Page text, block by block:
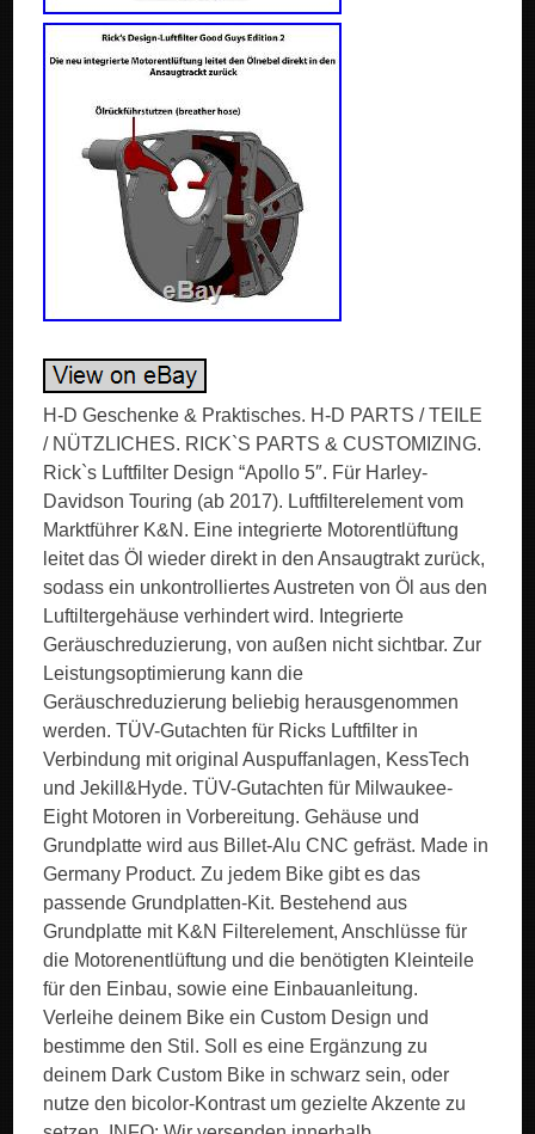
H-D Geschenke & Praktisches. H-D PARTS / TEILE
/ NÜTZLICHES. RICK`S PARTS & CUSTOMIZING.
Rick`s Luftfilter Design “Apollo 5″. Für Harley-
Davidson Touring (ab 2017). Luftfilterelement vom
Marktführer K&N. Eine integrierte Motorentlüftung
leitet das Öl wieder direkt in den Ansaugtrakt zurück,
sodass ein unkontrolliertes Austreten von Öl aus den
Luftiltergehäuse verhindert wird. Integrierte
Geräuschreduzierung, von außen nicht sichtbar. Zur
Leistungsoptimierung kann die
Geräuschreduzierung beliebig herausgenommen
werden. TÜV-Gutachten für Ricks Luftfilter in
Verbindung mit original Auspuffanlagen, KessTech
und Jekill&Hyde. TÜV-Gutachten für Milwaukee-
Eight Motoren in Vorbereitung. Gehäuse und
Grundplatte wird aus Billet-Alu CNC gefräst. Made in
Germany Product. Zu jedem Bike gibt es das
passende Grundplatten-Kit. Bestehend aus
Grundplatte mit K&N Filterelement, Anschlüsse für
die Motorenentlüftung und die benötigten Kleinteile
für den Einbau, sowie eine Einbauanleitung.
Verleihe deinem Bike ein Custom Design und
bestimme den Stil. Soll es eine Ergänzung zu
deinem Dark Custom Bike in schwarz sein, oder
nutze den bicolor-Kontrast um gezielte Akzente zu